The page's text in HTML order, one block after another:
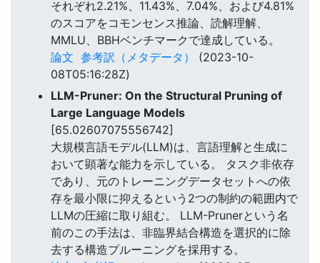
それぞれ2.21%、11.43%、7.04%、および4.81%
のスコアをコモンセンス推論、読解理解、
MMLU、BBHベンチマークで達成している。
論文 参考訳（メタデータ）
(2023-10-
08T05:16:28Z)
LLM-Pruner: On the Structural Pruning of
Large Language Models
[65.02607075556742]
大規模言語モデル(LLM)は、言語理解と生成に
おいて顕著な能力を示している。 タスク非依存
であり、元のトレーニングデータセットへの依
存を最小限に抑えるという2つの制約の範囲内で
LLMの圧縮に取り組む。 LLM-Prunerという名
前のこの手法は、非臨界結合構造を選択的に除
去する構造プルーニングを採用する。